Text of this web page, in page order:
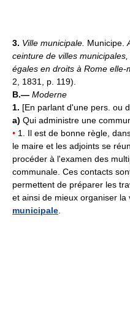
3. Ville municipale. Municipe.
ceinture de villes
égales en droits à Rome elle-
2, 1831, p. 119).
B.— Moderne
1. [En parlant d'une pers. ou
a) Qui administre une
• 1. Il est de bonne règle,
le maire et les adjoints se
procéder à l'examen des
communale. Ces contacts
permettent de préparer les
et ainsi de mieux organiser la
municipale